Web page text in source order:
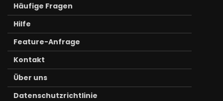
Häufige Fragen
Hilfe
Feature-Anfrage
Kontakt
Über uns
Datenschutzrichtlinie